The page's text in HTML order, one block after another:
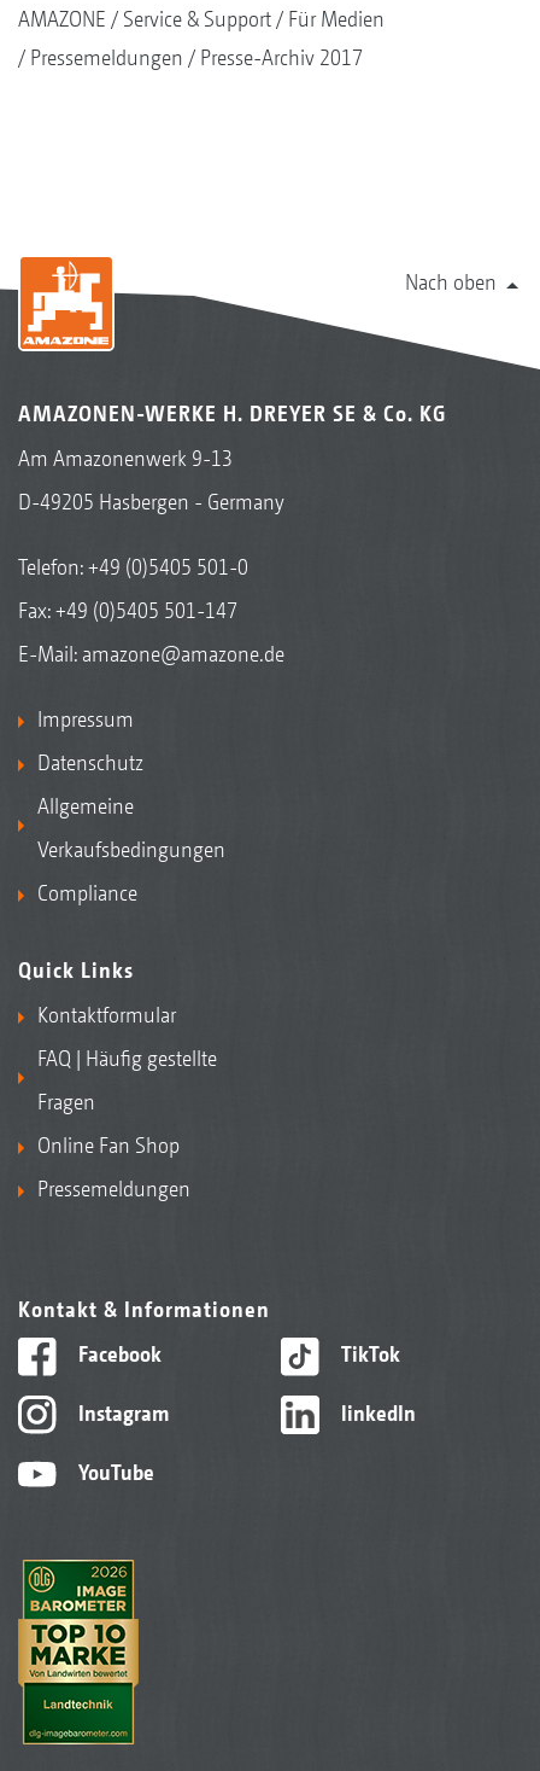
AMAZONE Service & Support
Für Medien
Pressemeldungen
Presse-Archiv 2017
Nach oben
AMAZONEN-WERKE H. DREYER SE & Co. KG
Am Amazonenwerk 9-13
D-49205 Hasbergen - Germany
Telefon:+49 (0)5405 501-0
Fax: +49 (0)5405 501-147
E-Mail: amazone@amazone.de
Impressum
Datenschutz
Allgemeine
Verkaufsbedingungen
Compliance
Quick Links
Kontaktformular
FAQ | Häufig gestellte
Fragen
Online Fan Shop
Pressemeldungen
Kontakt & Informationen
Facebook
Instagram
YouTube
TikTok
linkedIn